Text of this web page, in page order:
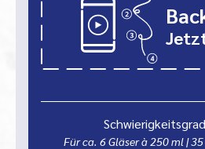
Für ca. 6 Gläser à 250 ml |35